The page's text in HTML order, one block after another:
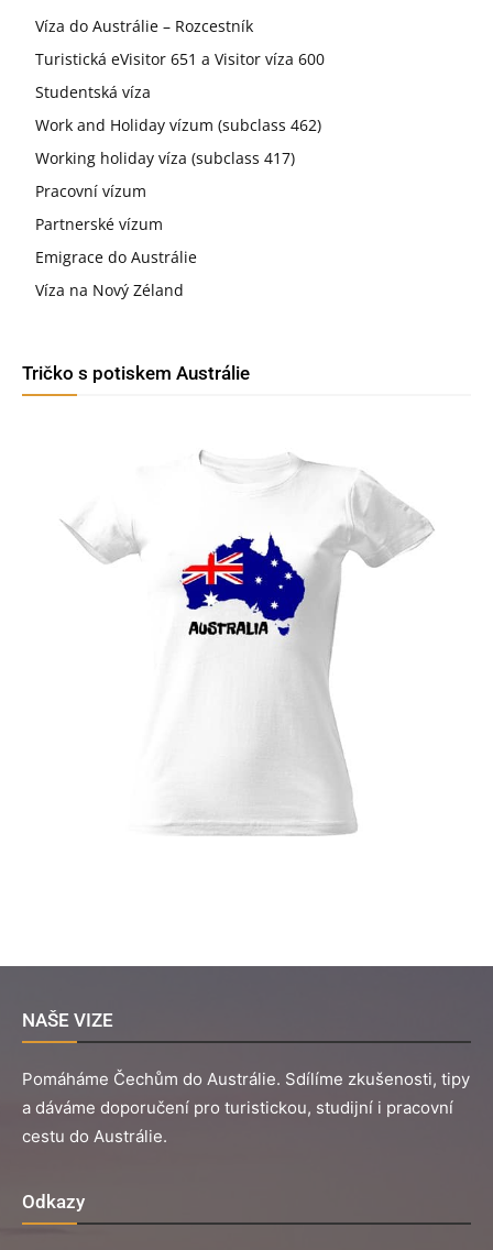
Víza do Austrálie – Rozcestník
Turistická eVisitor 651 a Visitor víza 600
Studentská víza
Work and Holiday vízum (subclass 462)
Working holiday víza (subclass 417)
Pracovní vízum
Partnerské vízum
Emigrace do Austrálie
Víza na Nový Zéland
Tričko s potiskem Austrálie
NAŠE VIZE
Pomáháme Čechům do Austrálie. Sdílíme zkušenosti, tipy
a dáváme doporučení pro turistickou, studijní i pracovní
cestu do Austrálie.
Odkazy